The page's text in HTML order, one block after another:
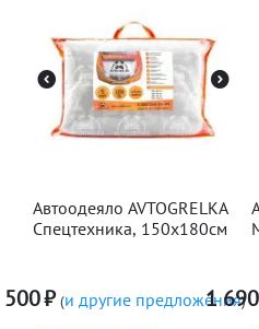
Автоодеяло AVTOGRELKA
Спецтехника, 150х180см
₽ (и другие предложения)
1 690